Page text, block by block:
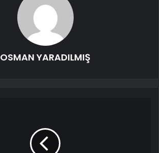
OSMAN YARADILMIŞ